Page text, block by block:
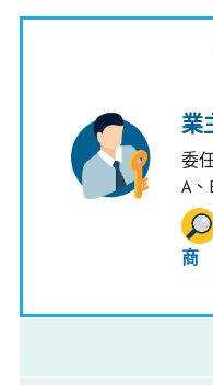
業
委
A、
商